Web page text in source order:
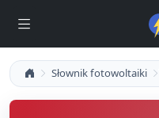
Słownik fotowoltaiki